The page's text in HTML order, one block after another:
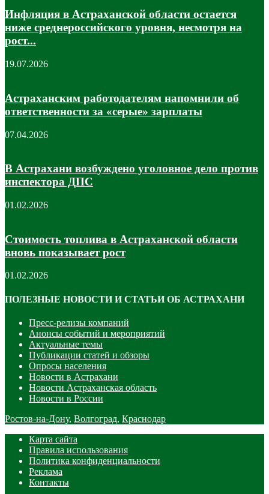
Инфляция в Астраханской области остается
ниже среднероссийского уровня, несмотря на
рост...
19.07.2026
Астраханским работодателям напомнили об
ответственности за «серые» зарплаты
07.04.2026
В Астрахани возбуждено уголовное дело против
инспектора ДПС
01.02.2026
Стоимость топлива в Астраханской области
вновь показывает рост
01.02.2026
ПОЛЕЗНЫЕ НОВОСТИ И СТАТЬИ ОБ АСТРАХАНИ
Пресс-релизы компаний
Анонсы событий и мероприятий
Актуальные темы
Публикации статей и обзоры
Опросы населения
Новости в Астрахани
Новости Астраханская область
Новости в России
Ростов-на-Дону, Волгоград, Краснодар
Карта сайта
Правила использования
Политика конфиденциальности
Реклама
Контакты